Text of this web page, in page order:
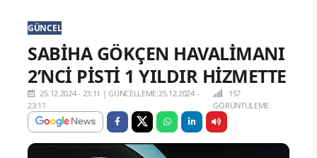
GÜNCEL
SABİHA GÖKÇEN HAVALİMANI
2’NCİ PİSTİ 1 YILDIR HİZMETTE
25.12.2024 - 23:11 |GÜNCELLEME:25.12.2024 -
23:11
157
GÖRÜNTÜLEME